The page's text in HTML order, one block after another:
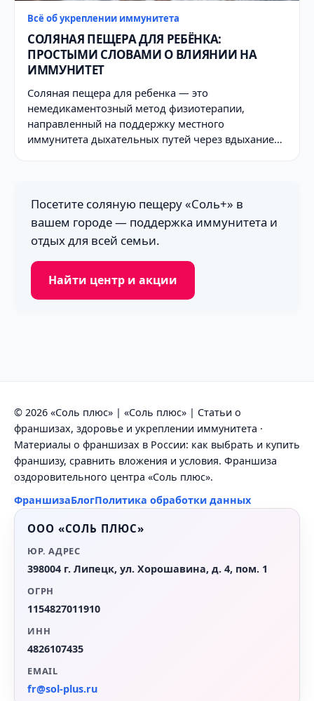
Всё об укреплении иммунитета
СОЛЯНАЯ ПЕЩЕРА ДЛЯ РЕБЁНКА:
ПРОСТЫМИ СЛОВАМИ О ВЛИЯНИИ НА
ИММУНИТЕТ
Соляная пещера для ребенка — это
немедикаментозный метод физиотерапии,
направленный на поддержку местного
иммунитета дыхательных путей через вдыхание…
Посетите соляную пещеру «Соль+» в
вашем городе — поддержка иммунитета и
отдых для всей семьи.
Найти центр и акции
© 2026 «Соль плюс» | «Соль плюс» | Статьи о
франшизах, здоровье и укреплении иммунитета ·
Материалы о франшизах в России: как выбрать и купить
франшизу, сравнить вложения и условия. Франшиза
оздоровительного центра «Соль плюс».
ФраншизаБлогПолитика обработки данных
ООО «СОЛЬ ПЛЮС»
ЮР. АДРЕС
398004 г. Липецк, ул. Хорошавина, д. 4, пом. 1
ОГРН
1154827011910
ИНН
4826107435
EMAIL
fr@sol-plus.ru